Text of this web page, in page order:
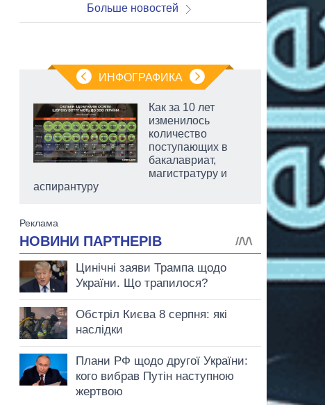
Больше новостей
ИНФОГРАФИКА
Как за 10 лет
изменилось
количество
поступающих в
бакалавриат,
магистратуру и
аспирантуру